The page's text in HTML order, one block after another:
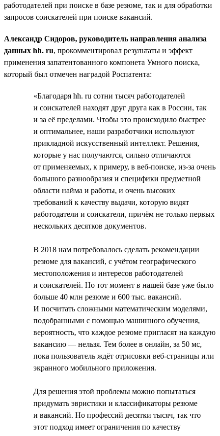
работодателей при поиске в базе резюме, так и для обработки
запросов соискателей при поиске вакансий.
Александр Сидоров, руководитель направления анализа
данных hh. ru, прокомментировал результаты и эффект
применения запатентованного компонета Умного поиска,
который был отмечен наградой Роспатента:
«Благодаря hh. ru сотни тысяч работодателей
и соискателей находят друг друга как в России, так
и за её пределами. Чтобы это происходило быстрее
и оптимальнее, наши разработчики используют
прикладной искусственный интеллект. Решения,
которые у нас получаются, сильно отличаются
от применяемых, к примеру, в веб-поиске, из-за очень
большого разнообразия и специфики предметной
области найма и работы, и очень высоких
требований к качеству выдачи, которую видят
работодатели и соискатели, причём не только первых
нескольких десятков документов.
В 2018 нам потребовалось сделать рекомендации
резюме для вакансий, с учётом географического
местоположения и интересов работодателей
и соискателей. Но тот момент в нашей базе уже было
больше 40 млн резюме и 600 тыс. вакансий.
И посчитать сложными математическим моделями,
подобранными с помощью машинного обучения,
вероятность, что каждое резюме пригласят на каждую
вакансию — нельзя. Тем более в онлайн, за 50 мс,
пока пользователь ждёт отрисовки веб-страницы или
экранного мобильного приложения.
Для решения этой проблемы можно попытаться
придумать эвристики и классификаторы резюме
и вакансий. Но профессий десятки тысяч, так что
этот подход имеет ограничения по качеству